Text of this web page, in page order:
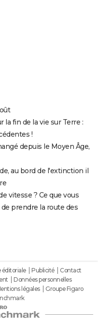
la fin de la vie sur Terre :
!
depuis le Moyen Âge,
au bord de l'extinction il
vitesse ? Ce que vous
prendre la route des
éditoriale Publicité
Contact
Données personnelles
légales
Groupe Figaro